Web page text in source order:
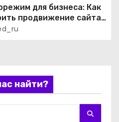
для бизнеса: Как
продвижение сайта
конкурентов
найти?